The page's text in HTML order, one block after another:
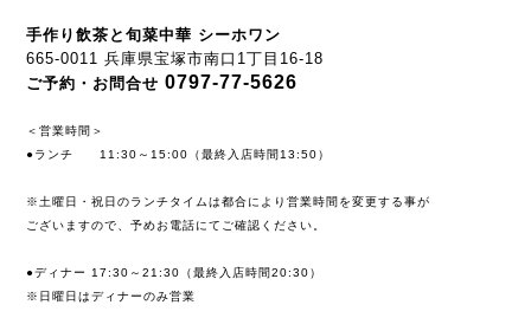
手作り飲茶と旬菜中華 シーホワン
665-0011 兵庫県宝塚市南口1丁目16-18
ご予約・お問合せ 0797-77-5626
＜営業時間＞
●ランチ 11:30～15:00（最終入店時間13:50）
※土曜日・祝日のランチタイムは都合により営業時間を変更する事が
ございますので、予めお電話にてご確認ください。
●ディナー 17:30～21:30（最終入店時間20:30）
※日曜日はディナーのみ営業